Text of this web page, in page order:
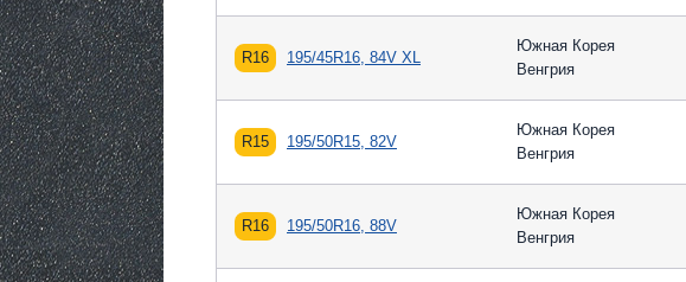
R16 195/45R16, 84V XL
Южная Корея
Венгрия
R15 195/50R15, 82V
Южная Корея
Венгрия
R16 195/50R16, 88V
Южная Корея
Венгрия